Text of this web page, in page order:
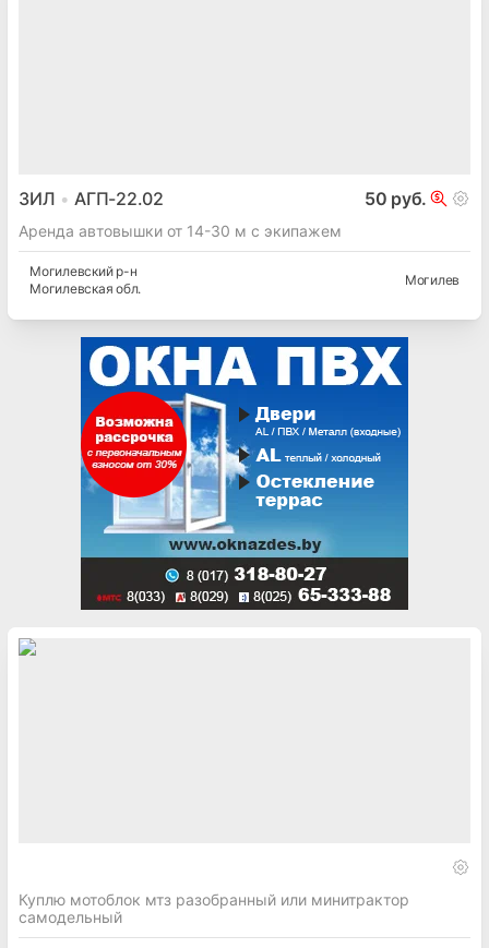
ЗИЛ АГП-22.02 50 руб.
Аренда автовышки от 14-30 м с экипажем
Могилевскийр-н
Могилевская обл.
Могилев
Куплю мотоблок мтз разобранный или минитрактор
самодельный